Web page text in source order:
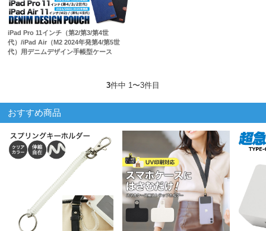
iPad Pro 11インチ（第2/第3/第4世
代）/iPad Air（M2 2024年発第4/第5世
代）用デニムデザイン手帳型ケース
3件中 1〜3件目
おすすめ商品